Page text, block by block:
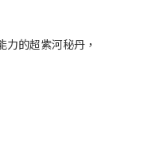
的超紫河秘丹，